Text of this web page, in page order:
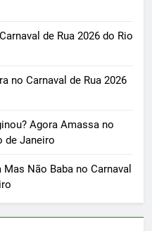
de Rua 2026 do Rio
no Carnaval de Rua 2026
Agora Amassa no
de Janeiro
Não Baba no Carnaval